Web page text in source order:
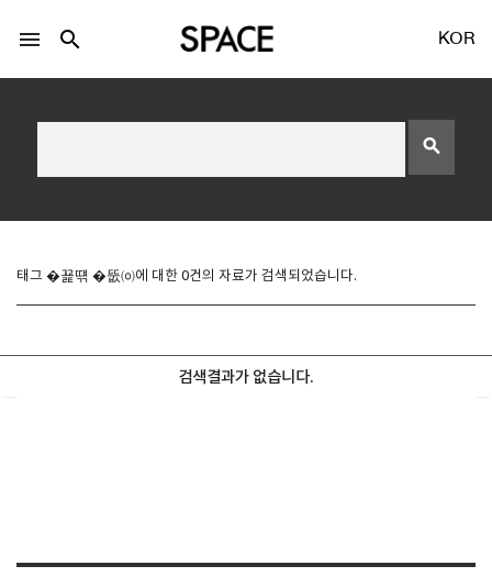
Twitter 로그인
menu search KOR
search
태그 �꾩떆 �뚮㈇에 대한 0건의 자료가 검색되었습니다.
검색결과가 없습니다.